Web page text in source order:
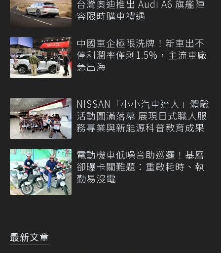
台灣奧迪推出 Audi A6 旗艦陣
容限時購車禮遇
中國車企極限洗牌！新車出不
停利潤率僅剩1.5%，主流車廠
急出海
NISSAN「小小汽車達人」體驗
活動圓滿落幕 展現日式職人服
務專業與新能源科普教育成果
電動機車低噪音助巡邏！基層
卻曝卡關難題：重啟耗時、執
勤易沒電
最新文章